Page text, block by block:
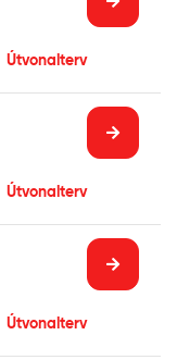
Útvonalterv
Útvonalterv
Útvonalterv